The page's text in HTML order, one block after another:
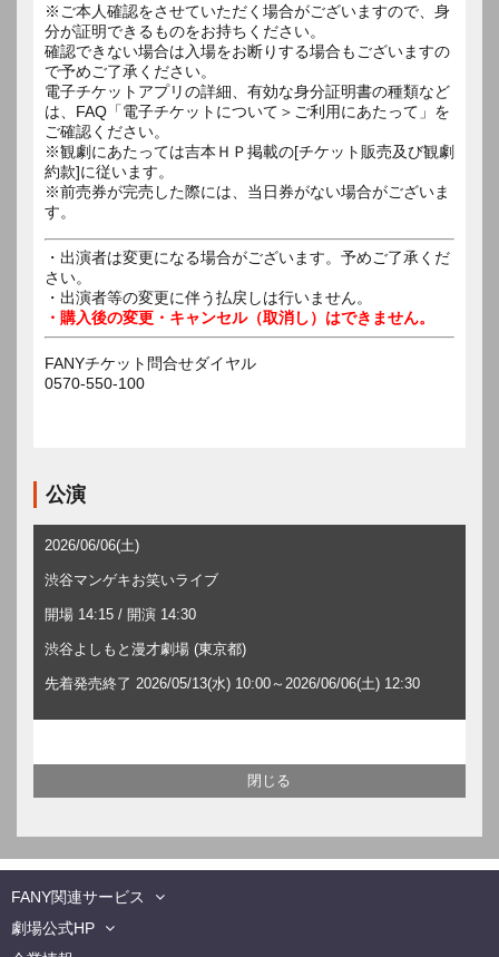
※ご本人確認をさせていただく場合がございますので、身
分が証明できるものをお持ちください。
確認できない場合は入場をお断りする場合もございますの
で予めご了承ください。
電子チケットアプリの詳細、有効な身分証明書の種類など
は、FAQ「電子チケットについて＞ご利用にあたって」を
ご確認ください。
※観劇にあたっては吉本ＨＰ掲載の[チケット販売及び観劇
約款]に従います。
※前売券が完売した際には、当日券がない場合がございま
す。
・出演者は変更になる場合がございます。予めご了承くだ
さい。
・出演者等の変更に伴う払戻しは行いません。
・購入後の変更・キャンセル（取消し）はできません。
FANYチケット問合せダイヤル
0570-550-100
公演
2026/06/06(土)
渋谷マンゲキお笑いライブ
開場 14:15 / 開演 14:30
渋谷よしもと漫才劇場 (東京都)
先着発売終了 2026/05/13(水) 10:00～2026/06/06(土) 12:30
FANY関連サービス
劇場公式HP